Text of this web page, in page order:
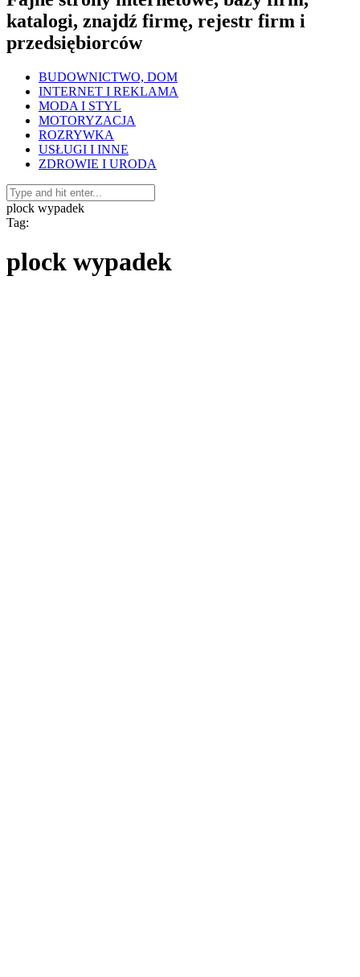
katalogi, znajdź firmę, rejestr firm i
przedsiębiorców
BUDOWNICTWO, DOM
INTERNET I REKLAMA
MODA I STYL
MOTORYZACJA
ROZRYWKA
USŁUGI I INNE
ZDROWIE I URODA
plock wypadek
Tag:
plock wypadek